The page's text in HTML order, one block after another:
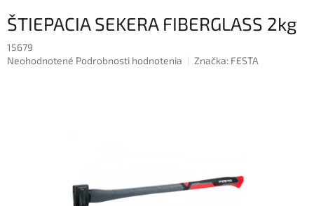
ŠTIEPACIA SEKERA FIBERGLASS 2kg
15679
Priemerné
Neohodnotené Podrobnosti hodnotenia Značka: FESTA